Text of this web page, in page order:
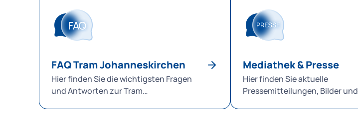
FAQ Tram Johanneskirchen
Hier finden Sie die wichtigsten Fragen
und Antworten zur Tram
Mediathek & Presse
Hier finden Sie aktuelle
Pressemitteilungen, Bilder und